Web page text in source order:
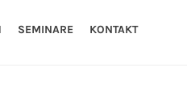
SEMINARE KONTAKT